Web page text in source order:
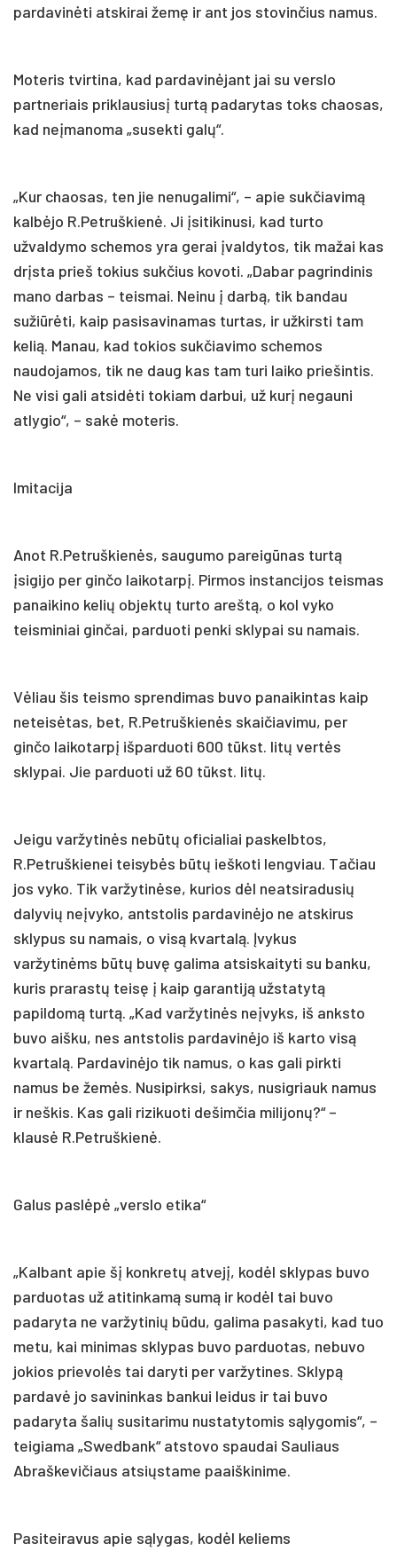
pardavinėti atskirai žemę ir ant jos stovinčius namus.
Moteris tvirtina, kad pardavinėjant jai su verslo
partneriais priklausiusį turtą padarytas toks chaosas,
kad neįmanoma „susekti galų“.
„Kur chaosas, ten jie nenugalimi“, – apie sukčiavimą
kalbėjo R.Petruškienė. Ji įsitikinusi, kad turto
užvaldymo schemos yra gerai įvaldytos, tik mažai kas
drįsta prieš tokius sukčius kovoti. „Dabar pagrindinis
mano darbas – teismai. Neinu į darbą, tik bandau
sužiūrėti, kaip pasisavinamas turtas, ir užkirsti tam
kelią. Manau, kad tokios sukčiavimo schemos
naudojamos, tik ne daug kas tam turi laiko priešintis.
Ne visi gali atsidėti tokiam darbui, už kurį negauni
atlygio“, – sakė moteris.
Imitacija
Anot R.Petruškienės, saugumo pareigūnas turtą
įsigijo per ginčo laikotarpį. Pirmos instancijos teismas
panaikino kelių objektų turto areštą, o kol vyko
teisminiai ginčai, parduoti penki sklypai su namais.
Vėliau šis teismo sprendimas buvo panaikintas kaip
neteisėtas, bet, R.Petruškienės skaičiavimu, per
ginčo laikotarpį išparduoti 600 tūkst. litų vertės
sklypai. Jie parduoti už 60 tūkst. litų.
Jeigu varžytinės nebūtų oficialiai paskelbtos,
R.Petruškienei teisybės būtų ieškoti lengviau. Tačiau
jos vyko. Tik varžytinėse, kurios dėl neatsiradusių
dalyvių neįvyko, antstolis pardavinėjo ne atskirus
sklypus su namais, o visą kvartalą. Įvykus
varžytinėms būtų buvę galima atsiskaityti su banku,
kuris prarastų teisę į kaip garantiją užstatytą
papildomą turtą. „Kad varžytinės neįvyks, iš anksto
buvo aišku, nes antstolis pardavinėjo iš karto visą
kvartalą. Pardavinėjo tik namus, o kas gali pirkti
namus be žemės. Nusipirksi, sakys, nusigriauk namus
ir neškis. Kas gali rizikuoti dešimčia milijonų?“ –
klausė R.Petruškienė.
Galus paslėpė „verslo etika“
„Kalbant apie šį konkretų atvejį, kodėl sklypas buvo
parduotas už atitinkamą sumą ir kodėl tai buvo
padaryta ne varžytinių būdu, galima pasakyti, kad tuo
metu, kai minimas sklypas buvo parduotas, nebuvo
jokios prievolės tai daryti per varžytines. Sklypą
pardavė jo savininkas bankui leidus ir tai buvo
padaryta šalių susitarimu nustatytomis sąlygomis“, –
teigiama „Swedbank“ atstovo spaudai Sauliaus
Abraškevičiaus atsiųstame paaiškinime.
Pasiteiravus apie sąlygas, kodėl keliems